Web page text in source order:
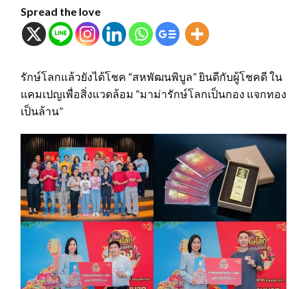
Spread the love
รักษ์โลกแล้วยังได้โชค “สหพัฒนพิบูล” ยินดีกับผู้โชคดี ใน
แคมเปญเพื่อสิ่งแวดล้อม “มาม่ารักษ์โลกเป็นกอง แจกทอง
เป็นล้าน”